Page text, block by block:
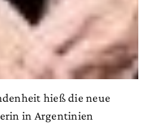
hieß die neue
in Argentinien